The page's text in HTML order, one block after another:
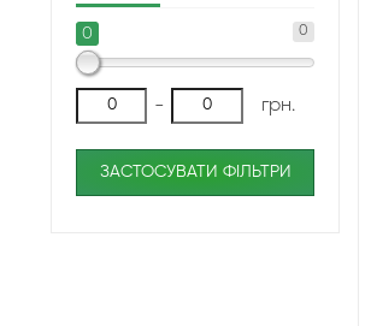
0
0
- грн.
ЗАСТОСУВАТИ ФІЛЬТРИ